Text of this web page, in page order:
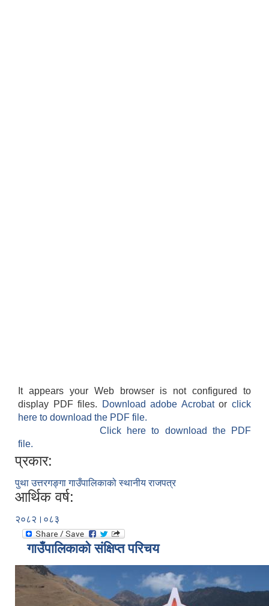
It appears your Web browser is not configured to
display PDF files.
Download adobe Acrobatorclick
here to download the PDF file.
Click here to download the PDF
file.
प्रकार:
पुथा उत्तरगङ्गा गाउँपालिकाको स्थानीय राजपत्र
आर्थिक वर्ष:
२०८२।०८३
गाउँपालिकाको संक्षिप्त परिचय